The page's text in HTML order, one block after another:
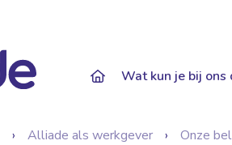
Wat kun je bij ons
Alliade als werkgever Onze